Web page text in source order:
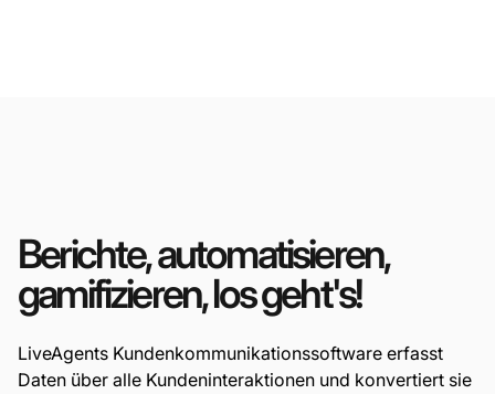
Berichte, automatisieren,
gamifizieren, los geht's!
LiveAgents Kundenkommunikationssoftware erfasst
Daten über alle Kundeninteraktionen und konvertiert sie